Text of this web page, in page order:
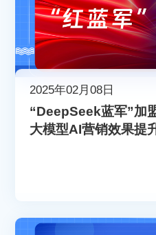
2025年02月08日
“DeepSeek蓝军”加
大模型AI营销效果提